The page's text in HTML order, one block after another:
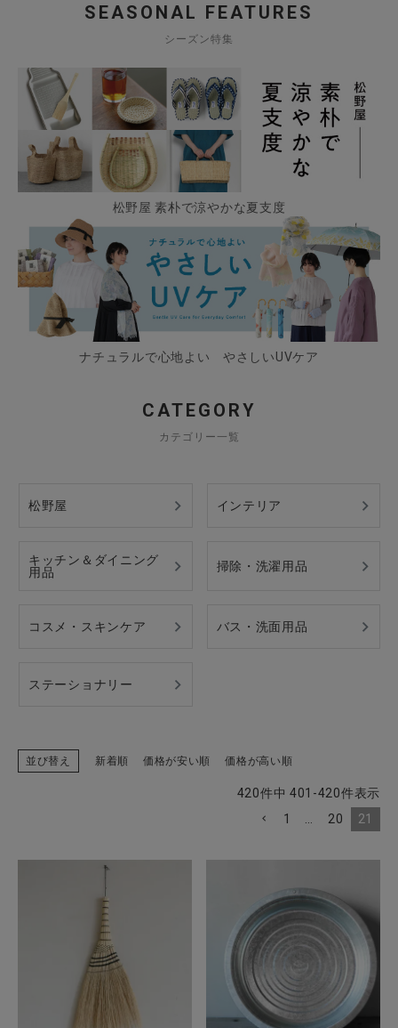
SEASONAL FEATURES
シーズン特集
松野屋 素朴で涼やかな夏支度
ナチュラルで心地よい やさしいUVケア
CATEGORY
カテゴリー一覧
松野屋 インテリア
キッチン＆ダイニング
用品
掃除・洗濯用品
コスメ・スキンケア バス・洗面用品
ステーショナリー
並び替え 新着順 価格が安い順 価格が高い順
420件中 401 -420件表示
1
20 21